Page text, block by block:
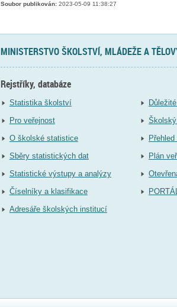
Soubor publikován:2023-05-09 11:38:27
MINISTERSTVO ŠKOLSTVÍ, MLÁDEŽE A
Rejstříky, databáze
Statistika školství
Pro veřejnost
O školské statistice
Sběry statistických dat
Statistické výstupy a analýzy
Číselníky a klasifikace
Adresáře školských institucí
Plán